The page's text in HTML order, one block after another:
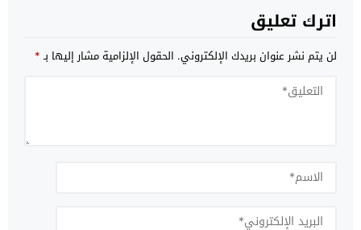
اترك تعليق
لن يتم نشر عنوان بريدك الإلكتروني. الحقول الإلزامية مشار إليها بـ*